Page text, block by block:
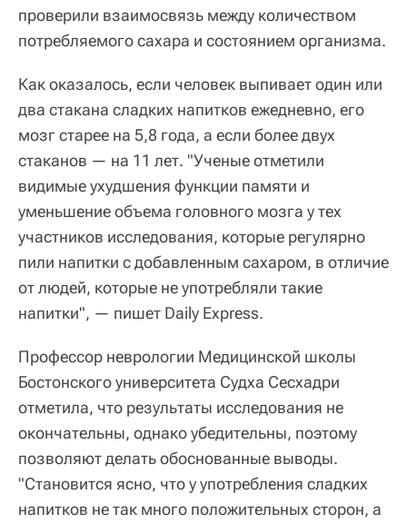
проверили взаимосвязь между количеством
потребляемого сахара и состоянием организма.
Как оказалось, если человек выпивает один или
два стакана сладких напитков ежедневно, его
мозг старее на 5,8 года, а если более двух
стаканов — на 11 лет. "Ученые отметили
видимые ухудшения функции памяти и
уменьшение объема головного мозга у тех
участников исследования, которые регулярно
пили напитки с добавленным сахаром, в отличие
от людей, которые не употребляли такие
напитки", — пишет Daily Express.
Профессор неврологии Медицинской школы
Бостонского университета Судха Сесхадри
отметила, что результаты исследования не
окончательны, однако убедительны, поэтому
позволяют делать обоснованные выводы.
"Становится ясно, что у употребления сладких
напитков не так много положительных сторон, а